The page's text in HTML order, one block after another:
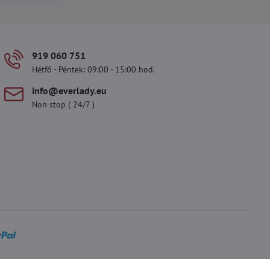
919 060 751
Hétfő - Péntek: 09:00 - 15:00 hod.
info​@everlady​.eu
Non stop ( 24/7 )